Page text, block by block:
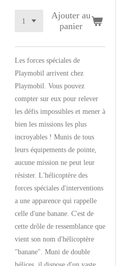
Ajouter au
panier
Les forces spéciales de
Playmobil arrivent chez
Playmobil. Vous pouvez
compter sur eux pour relever
les défis impossibles et mener à
bien les missions les plus
incroyables ! Munis de tous
leurs équipements de pointe,
aucune mission ne peut leur
résister. L'hélicoptère des
forces spéciales d'interventions
a une apparence qui rappelle
celle d'une banane. C'est de
cette drôle de ressemblance que
vient son nom d'hélicoptère
"banane". Muni de double